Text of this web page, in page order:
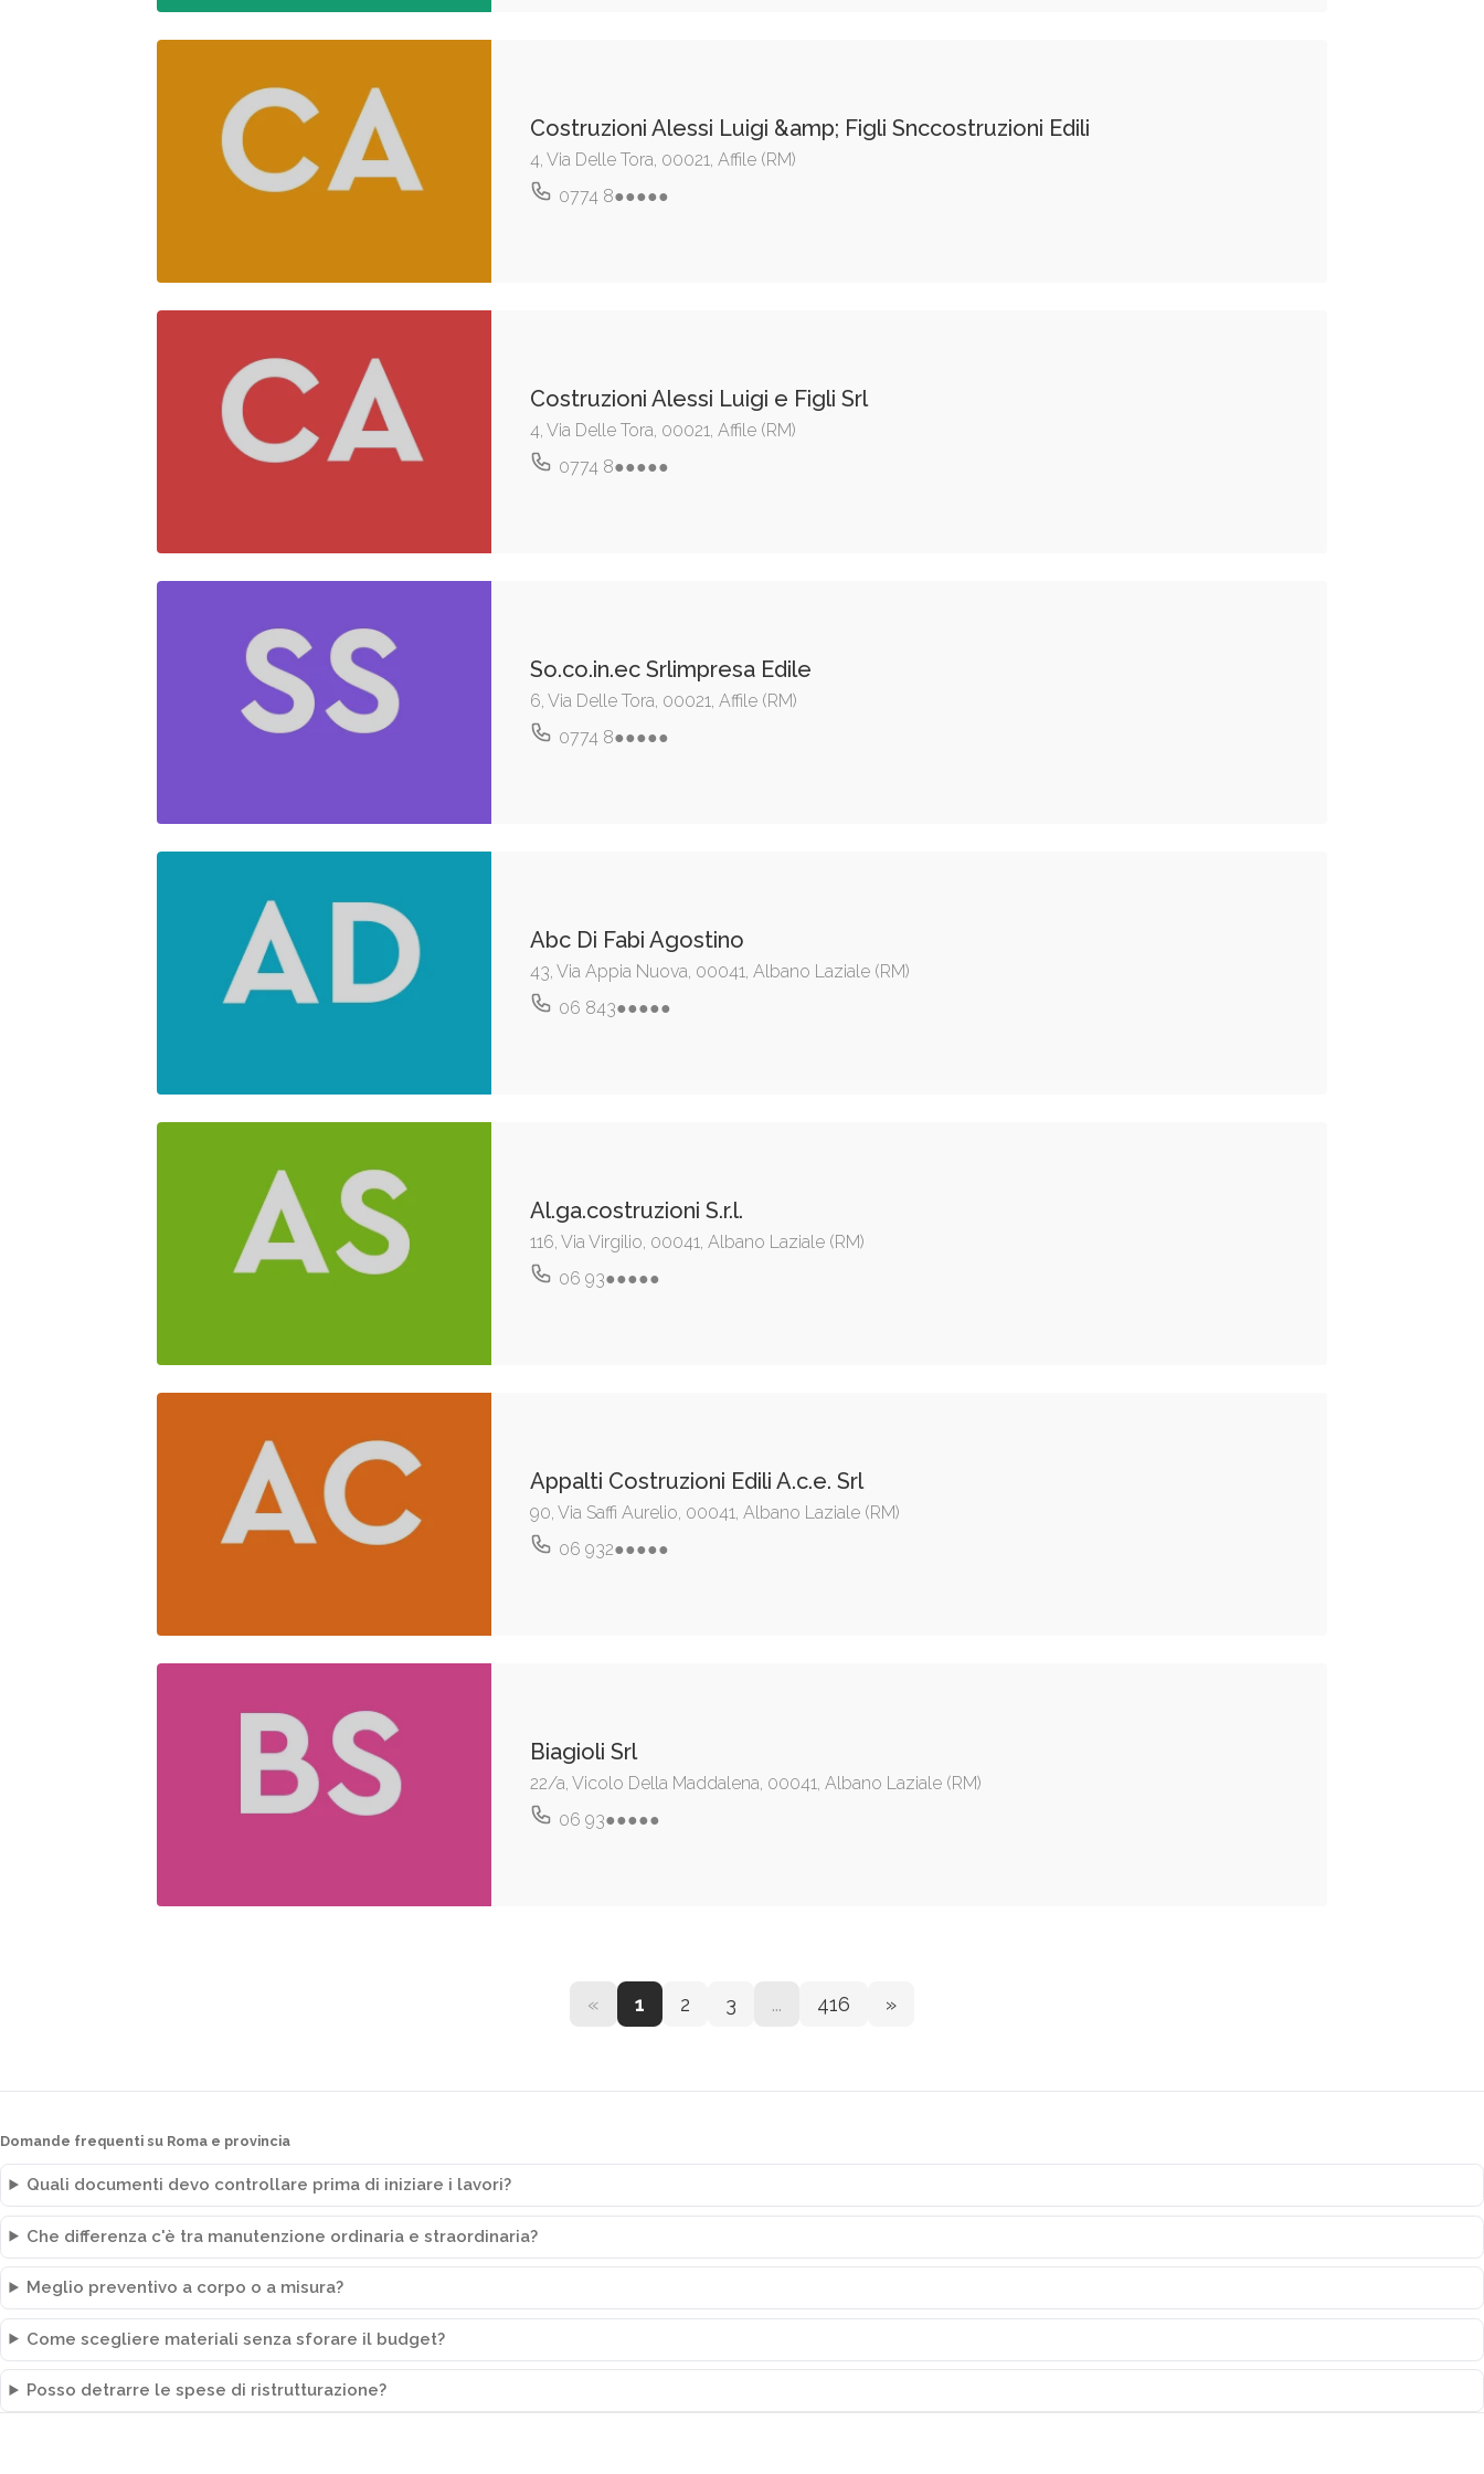
Costruzioni Alessi Luigi &amp; Figli Snccostruzioni Edili
4, Via Delle Tora, 00021, Affile (RM)
0774 8●●●●●
Costruzioni Alessi Luigi e Figli Srl
4, Via Delle Tora, 00021, Affile (RM)
0774 8●●●●●
So.co.in.ec Srlimpresa Edile
6, Via Delle Tora, 00021, Affile (RM)
0774 8●●●●●
Abc Di Fabi Agostino
43, Via Appia Nuova, 00041, Albano Laziale (RM)
06 843●●●●●
Al.ga.costruzioni S.r.l.
116, Via Virgilio, 00041, Albano Laziale (RM)
06 93●●●●●
Appalti Costruzioni Edili A.c.e. Srl
90, Via Saffi Aurelio, 00041, Albano Laziale (RM)
06 932●●●●●
Biagioli Srl
22/a, Vicolo Della Maddalena, 00041, Albano Laziale (RM)
06 93●●●●●
« 1 2 3 ... 416 »
Domande frequenti su Roma e provincia
Quali documenti devo controllare prima di iniziare i lavori?
Che differenza c'è tra manutenzione ordinaria e straordinaria?
Meglio preventivo a corpo o a misura?
Come scegliere materiali senza sforare il budget?
Posso detrarre le spese di ristrutturazione?